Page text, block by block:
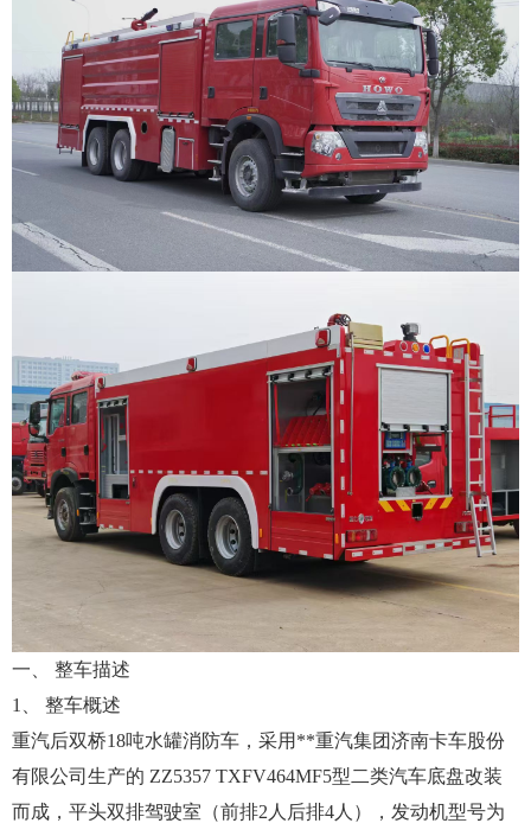
一、 整车描述
1、 整车概述
重汽后双桥18吨水罐消防车 ，采用**重汽集团济南卡车股份
有限公司生产的 ZZ5357 TXFV464MF5型二类汽车底盘改装
而成，平头双排驾驶室（前排2人后排4人），发动机型号为